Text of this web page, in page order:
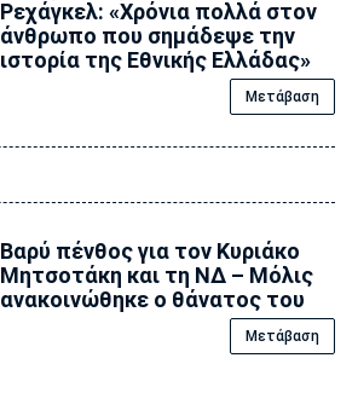
Ρεχάγκελ: «Χρόνια πολλά στον
άνθρωπο που σημάδεψε την
ιστορία της Εθνικής Ελλάδας»
Μετάβαση
Βαρύ πένθος για τον Κυριάκο
Μητσοτάκη και τη ΝΔ – Μόλις
ανακοινώθηκε ο θάνατος του
Μετάβαση